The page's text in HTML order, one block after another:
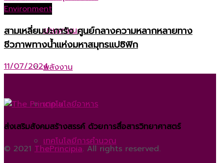
ยานพาหนะ
พลังงาน
เทคโนโลยีอาหาร
เทคโนโลยีการคำนวณ
Environment
สามเหลี่ยมปะการัง ศูนย์กลางความหลากหลายทาง
ชีวภาพทางน้ำแห่งมหาสมุทรแปซิฟิก
11/07/2024
ส่งเสริมสังคมสร้างสรรค์ ด้วยการสื่อสารวิทยาศาสตร์
© 2021 ThePrincipia. All rights reserved.